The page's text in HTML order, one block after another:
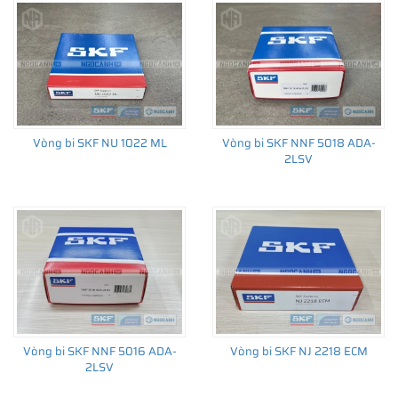
Vòng bi SKF NU 1022 ML
Vòng bi SKF NNF 5018 ADA-
2LSV
Vòng bi SKF NNF 5016 ADA-
2LSV
Vòng bi SKF NJ 2218 ECM